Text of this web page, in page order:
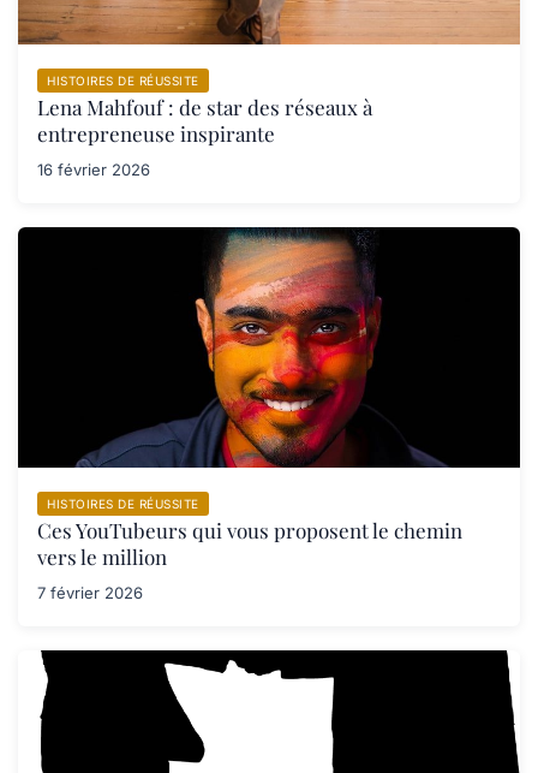
HISTOIRES DE RÉUSSITE
Lena Mahfouf : de star des réseaux à
entrepreneuse inspirante
16 février 2026
HISTOIRES DE RÉUSSITE
Ces YouTubeurs qui vous proposent le chemin
vers le million
7 février 2026